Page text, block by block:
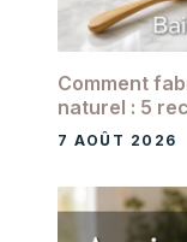
Comment
naturel : 5
7 AOÛT 2026